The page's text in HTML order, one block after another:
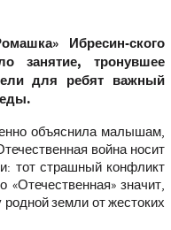
Ибресин-ского
занятие, тронувшее
для ребят важный
объяснила малышам,
война носит
тот страшный конфликт
значит,
земли от жестоких